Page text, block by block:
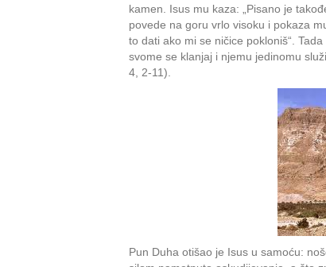
kamen. Isus mu kaza: „Pisano je
povede na goru vrlo visoku i pokaza
to dati ako mi se ničice pokloniš“.
svome se klanjaj i njemu jedinomu
4, 2-11).
Pun Duha otišao je Isus u samoću: